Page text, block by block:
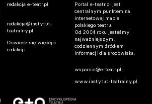
redakcja e-teatr.pl
redakcja@instytut-
teatralny.pl
Dowiedz się więcej o
redakcji
Portal e-teatr.pl jest
centralnym punktem na
internetowej mapie
polskiego teatru.
Od 2004 roku jesteśmy
najważniejszym,
codziennym źródłem
informacji dla środowiska.
wsparcie@e-teatr.pl
www.instytut-teatralny.pl